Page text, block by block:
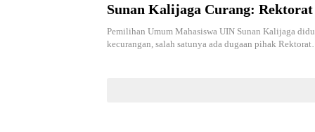
Sunan Kalijaga Curang:
Aliansi Mahasiswa UIN Sunan
Bakar Ban
Pemilihan Umum Mahasiswa UIN Sunan Kalijaga
kecurangan, salah satunya ada dugaan pihak